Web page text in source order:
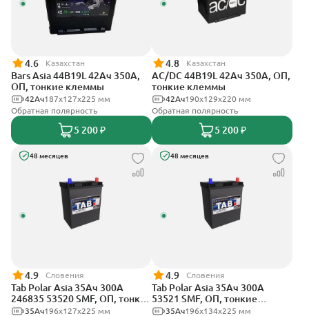
4.6 Казахстан
Bars Asia 44B19L 42Ач 350А,
ОП, тонкие клеммы
187x127x225 мм
42Ач
Обратная полярность
5 200 ₽
4.8 Казахстан
AC/DC 44B19L 42Ач 350А, ОП,
тонкие клеммы
190x129x220 мм
42Ач
Обратная полярность
5 200 ₽
48 месяцев
4.9 Словения
Tab Polar Asia 35Ач 300А
246835 53520 SMF, ОП, тонкие
клеммы196x127x225 мм
35Ач
48 месяцев
4.9 Словения
Tab Polar Asia 35Ач 300А
53521 SMF, ОП, тонкие
клеммы196x134x225 мм
35Ач